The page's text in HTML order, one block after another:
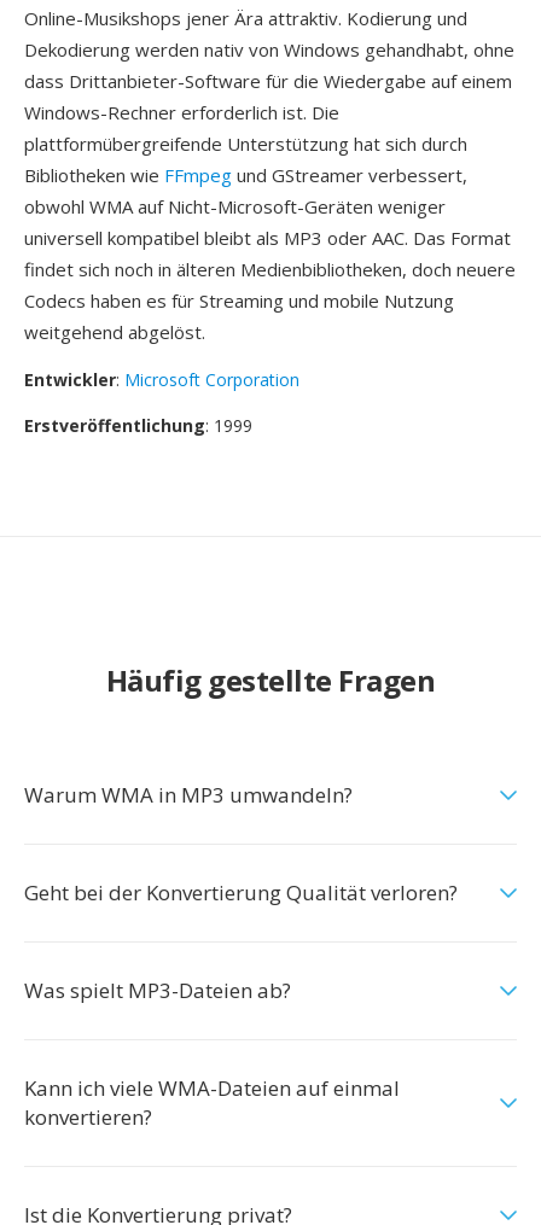
Online-Musikshops jener Ära attraktiv. Kodierung und
Dekodierung werden nativ von Windows gehandhabt, ohne
dass Drittanbieter-Software für die Wiedergabe auf einem
Windows-Rechner erforderlich ist. Die
plattformübergreifende Unterstützung hat sich durch
Bibliotheken wie FFmpeg und GStreamer verbessert,
obwohl WMA auf Nicht-Microsoft-Geräten weniger
universell kompatibel bleibt als MP3 oder AAC. Das Format
findet sich noch in älteren Medienbibliotheken, doch neuere
Codecs haben es für Streaming und mobile Nutzung
weitgehend abgelöst.
Entwickler: Microsoft Corporation
Erstveröffentlichung: 1999
Häufig gestellte Fragen
Warum WMA in MP3 umwandeln?
Geht bei der Konvertierung Qualität verloren?
Was spielt MP3-Dateien ab?
Kann ich viele WMA-Dateien auf einmal
konvertieren?
Ist die Konvertierung privat?